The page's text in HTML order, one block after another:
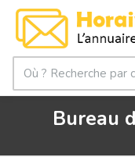
Bureau